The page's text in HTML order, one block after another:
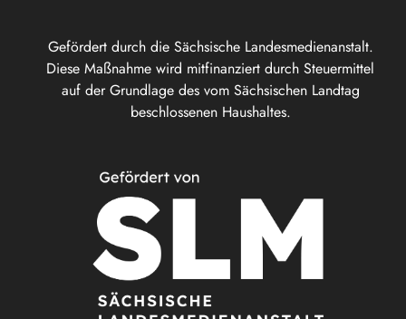
Gefördert durch die Sächsische Landesmedienanstalt.
Diese Maßnahme wird mitfinanziert durch Steuermittel
auf der Grundlage des vom Sächsischen Landtag
beschlossenen Haushaltes.